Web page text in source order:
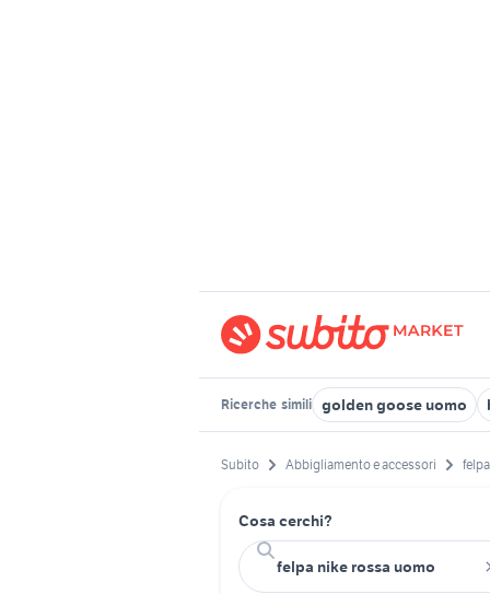
Ricerche simili golden goose uomo
Subito Abbigliamento e accessori
Cosa cerchi?